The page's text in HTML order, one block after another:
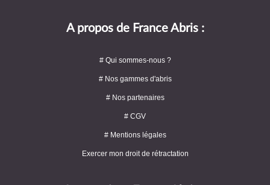
A propos de France Abris :
# Qui sommes-nous ?
# Nos gammes d'abris
# Nos partenaires
# CGV
# Mentions légales
Exercer mon droit de rétractation